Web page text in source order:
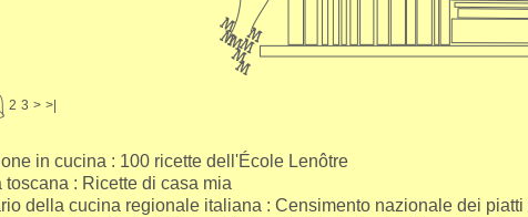
2 3 > >|
in cucina : 100 ricette dell'École Lenôtre
toscana : Ricette di casa mia
della cucina regionale italiana : Censimento nazionale dei piatti